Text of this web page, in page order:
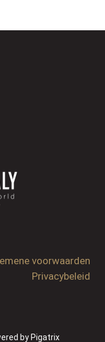
voorwaarden
Privacybeleid
by Pigatrix